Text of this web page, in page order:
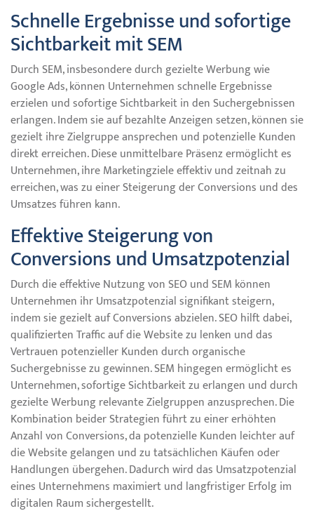
Schnelle Ergebnisse und sofortige
Sichtbarkeit mit SEM
Durch SEM, insbesondere durch gezielte Werbung wie
Google Ads, können Unternehmen schnelle Ergebnisse
erzielen und sofortige Sichtbarkeit in den Suchergebnissen
erlangen. Indem sie auf bezahlte Anzeigen setzen, können sie
gezielt ihre Zielgruppe ansprechen und potenzielle Kunden
direkt erreichen. Diese unmittelbare Präsenz ermöglicht es
Unternehmen, ihre Marketingziele effektiv und zeitnah zu
erreichen, was zu einer Steigerung der Conversions und des
Umsatzes führen kann.
Effektive Steigerung von
Conversions und Umsatzpotenzial
Durch die effektive Nutzung von SEO und SEM können
Unternehmen ihr Umsatzpotenzial signifikant steigern,
indem sie gezielt auf Conversions abzielen. SEO hilft dabei,
qualifizierten Traffic auf die Website zu lenken und das
Vertrauen potenzieller Kunden durch organische
Suchergebnisse zu gewinnen. SEM hingegen ermöglicht es
Unternehmen, sofortige Sichtbarkeit zu erlangen und durch
gezielte Werbung relevante Zielgruppen anzusprechen. Die
Kombination beider Strategien führt zu einer erhöhten
Anzahl von Conversions, da potenzielle Kunden leichter auf
die Website gelangen und zu tatsächlichen Käufen oder
Handlungen übergehen. Dadurch wird das Umsatzpotenzial
eines Unternehmens maximiert und langfristiger Erfolg im
digitalen Raum sichergestellt.